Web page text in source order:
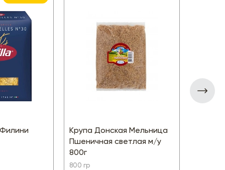
Крупа Донская Мельница
Пшеничная светлая м/у
800г
800 гр